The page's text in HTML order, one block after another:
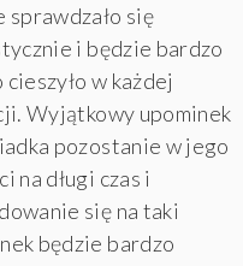
sprawdzało się
i będzie bardzo
cieszyło w każdej
Wyjątkowy upominek
pozostanie w jego
na długi czas i
się na taki
będzie bardzo